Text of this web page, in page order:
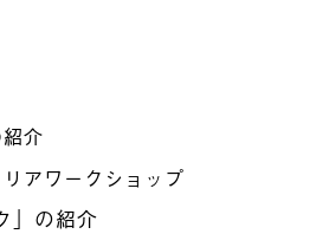
介
アワークショップ
」の紹介